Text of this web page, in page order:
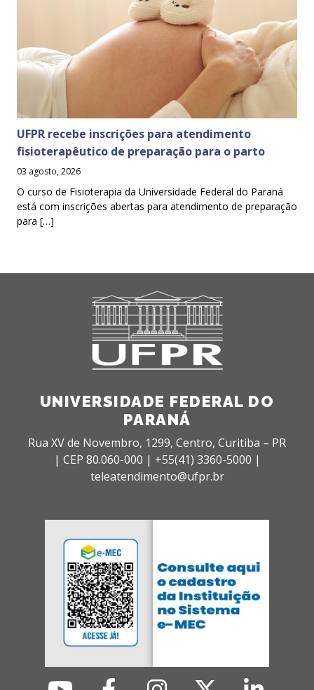
UFPR recebe inscrições para atendimento
fisioterapêutico de preparação para o parto
03 agosto, 2026
O curso de Fisioterapia da Universidade Federal do Paraná
está com inscrições abertas para atendimento de preparação
para […]
UNIVERSIDADE FEDERAL DO
PARANÁ
Rua XV de Novembro, 1299, Centro, Curitiba – PR
| CEP 80.060-000 | +55(41) 3360-5000 |
teleatendimento@ufpr.br